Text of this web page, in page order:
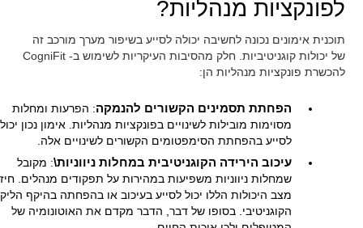
לפונקציות מנהליות?
תוכנית אימונים נכונה לחשיבה יכולה לסייע בשיפור מערך מורכב זה
של יכולות קוגניטיביות. חלק מהסיבות העיקריות לשימוש ב- CogniFit
להכשרת פונקציות מנהליות הן:
הפחתת תסמינים הקשורים להנמקה: הפרעות ומחלות
מסוימות מובילות לשינויים בפונקציות מנהליות. אימון נכון יכול
לסייע בהפחתת הסימפטומים הקשורים לשינויים אלה.
עיכוב הירידה הקוגניטיבית במחלות ניווניות\: מקובל
שמחלות ניווניות משפיעות במהירות על תפקודים מנהלים.
מצב היכולות הללו יכול לסייע בעיכוב או בהפחתה בהיקף
הקוגניטיבי. בסופו של דבר, הדבר מקדם את האוטונומיה של